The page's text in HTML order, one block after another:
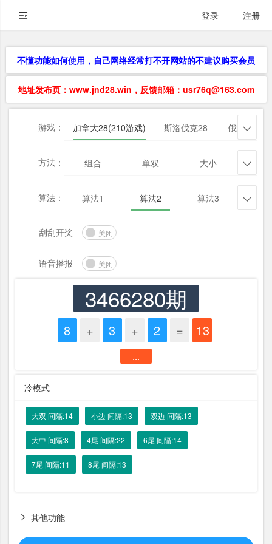
登录 注册
不懂功能如何使用，自己网络经常打不开网站的不建议购买会员
地址发布页：www.jnd28.win，反馈邮箱：usr76q@163.com
游戏： 加拿大28(210游戏) 斯洛伐克28 俄勒冈28

方法： 组合 单双 大小 
算法： 算法1 算法2 算法3 
刮刮开奖 关闭
语音播报 关闭
3466280期
8 + 3 + 2 = 13
...
冷模式
大双 间隔:14 小边 间隔:13 双边 间隔:13
大中 间隔:8 4尾 间隔:22 6尾 间隔:14
7尾 间隔:11 8尾 间隔:13
其他功能
